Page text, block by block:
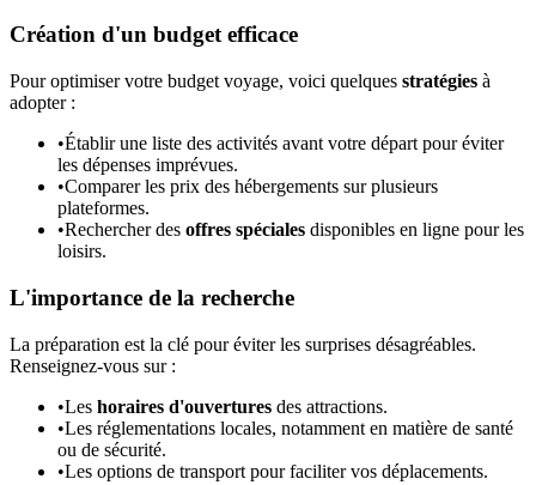
Création d'un budget efficace
Pour optimiser votre budget voyage, voici quelques stratégies à
adopter :
•Établir une liste des activités avant votre départ pour éviter
les dépenses imprévues.
•Comparer les prix des hébergements sur plusieurs
plateformes.
•Rechercher des offres spéciales disponibles en ligne pour les
loisirs.
L'importance de la recherche
La préparation est la clé pour éviter les surprises désagréables.
Renseignez-vous sur :
•Les horaires d'ouvertures des attractions.
•Les réglementations locales, notamment en matière de santé
ou de sécurité.
•Les options de transport pour faciliter vos déplacements.